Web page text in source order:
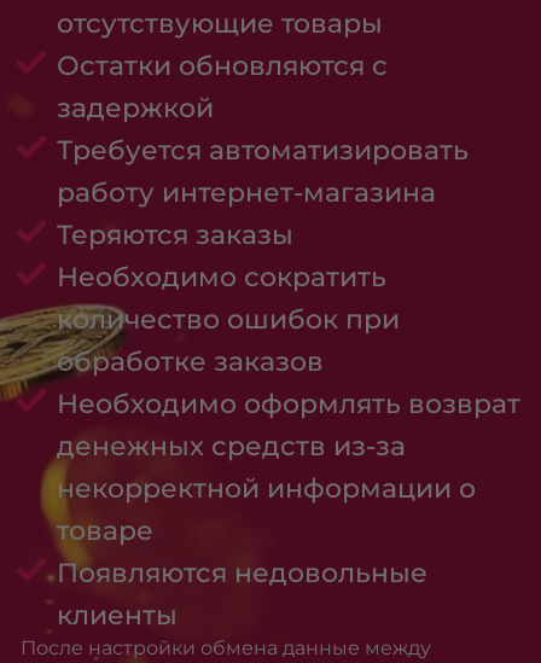
отсутствующие товары
Остатки обновляются с
задержкой
Требуется автоматизировать
работу интернет-магазина
Теряются заказы
Необходимо сократить
количество ошибок при
обработке заказов
Необходимо оформлять возврат
денежных средств из-за
некорректной информации о
товаре
Появляются недовольные
клиенты
После настройки обмена данные между